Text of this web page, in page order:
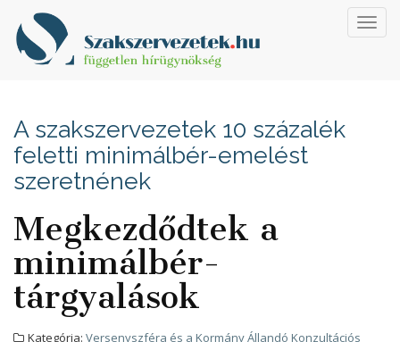
A szakszervezetek 10 százalék
feletti minimálbér-emelést
szeretnének
Megkezdődtek a
minimálbér-
tárgyalások
Kategória: Versenyszféra és a Kormány Állandó Konzultációs